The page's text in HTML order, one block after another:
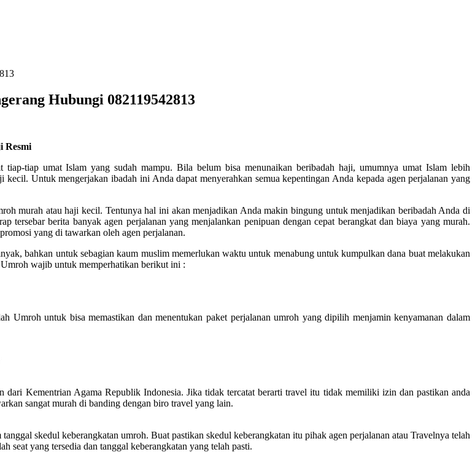
Hubungi 082119542813
Resmi
tiap umat Islam yang sudah mampu. Bila belum bisa menunaikan beribadah haji, umumnya umat Islam lebih
Untuk mengerjakan ibadah ini Anda dapat menyerahkan semua kepentingan Anda kepada agen perjalanan yang
murah atau haji kecil. Tentunya hal ini akan menjadikan Anda makin bingung untuk menjadikan beribadah Anda di
tersebar berita banyak agen perjalanan yang menjalankan penipuan dengan cepat berangkat dan biaya yang murah.
yang di tawarkan oleh agen perjalanan.
bahkan untuk sebagian kaum muslim memerlukan waktu untuk menabung untuk kumpulkan dana buat melakukan
wajib untuk memperhatikan berikut ini :
Umroh untuk bisa memastikan dan menentukan paket perjalanan umroh yang dipilih menjamin kenyamanan dalam
Kementrian Agama Republik Indonesia. Jika tidak tercatat berarti travel itu tidak memiliki izin dan pastikan anda
sangat murah di banding dengan biro travel yang lain.
skedul keberangkatan umroh. Buat pastikan skedul keberangkatan itu pihak agen perjalanan atau Travelnya telah
yang tersedia dan tanggal keberangkatan yang telah pasti.